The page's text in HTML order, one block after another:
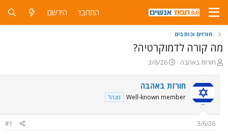
התחבר הירשם
חורזים וכותבים
מה קורה לדמוקרטיה?
פ
ח
ה
ו
ש
חורזת באהבה
פ
ס
ם
ת
3/6/26
חורזת באהבה
Well-known member מנהל
3/6/26
#1